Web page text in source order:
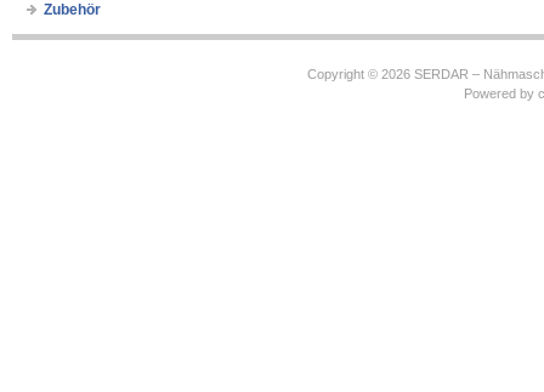
Zubehör
Copyright © 2026 SERDAR –
Powered by